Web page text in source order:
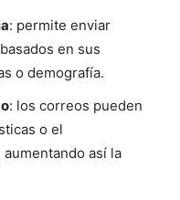
: permite enviar
en sus
o demografía.
: los correos pueden
o el
así la